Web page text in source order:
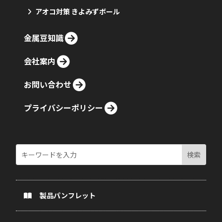
アオコ対策 きよみずボール
金属豆知識
会社案内
お問い合わせ
プライバシーポリシー
製品パンフレット